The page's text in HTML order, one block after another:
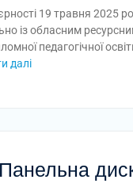
19 травня 2025
із обласним
педагогічної
далі